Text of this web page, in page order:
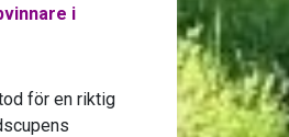
i
för en riktig